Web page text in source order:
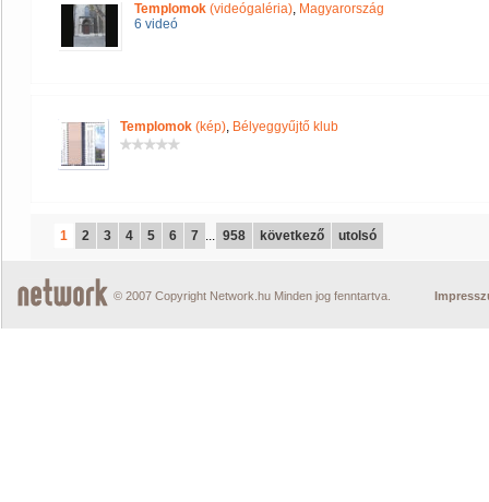
Templomok (videógaléria), Magyarország
6 videó
Templomok (kép), Bélyeggyűjtő klub
1 2 3 4 5 6 7 ... 958 következő utolsó
© 2007 Copyright Network.hu Minden jog fenntartva.